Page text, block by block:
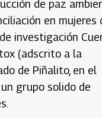
de paz
en mujeres
investigación
(adscrito a la
de Piñalito, en el
grupo solido de